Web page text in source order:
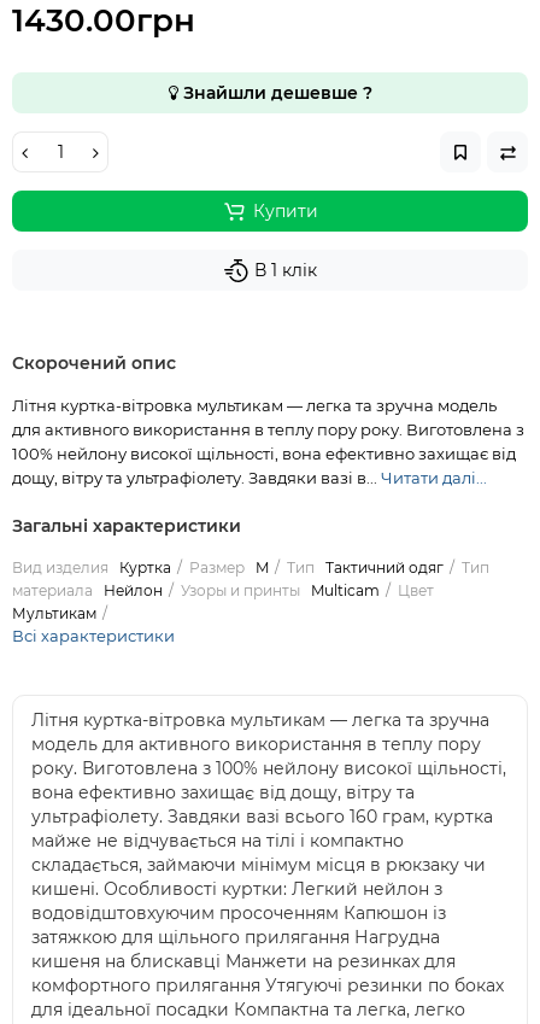
1430.00грн
Знайшли дешевше ?
Купити
В 1 клік
Скорочений опис
Літня куртка-вітровка мультикам — легка та зручна модель
для активного використання в теплу пору року. Виготовлена з
100% нейлону високої щільності, вона ефективно захищає від
дощу, вітру та ультрафіолету. Завдяки вазі в... Читати далі...
Загальні характеристики
Вид изделия Куртка Размер M Тип Тактичний одяг
Тип
материала
Нейлон Узоры и принты Multicam
Цвет
Мультикам
Всі характеристики
Літня куртка-вітровка мультикам — легка та зручна
модель для активного використання в теплу пору
року. Виготовлена з 100% нейлону високої щільності,
вона ефективно захищає від дощу, вітру та
ультрафіолету. Завдяки вазі всього 160 грам, куртка
майже не відчувається на тілі і компактно
складається, займаючи мінімум місця в рюкзаку чи
кишені. Особливості куртки: Легкий нейлон з
водовідштовхуючим просоченням Капюшон із
затяжкою для щільного прилягання Нагрудна
кишеня на блискавці Манжети на резинках для
комфортного прилягання Утягуючі резинки по боках
для ідеальної посадки Компактна та легка, легко